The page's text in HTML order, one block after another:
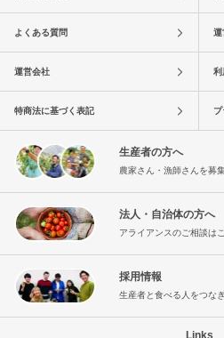
よくある質問 運
運営会社 利
特商法に基づく表記
生産者の方へ
農家さん・漁師さんを募
法人・自治体の方へ
アライアンスのご相談は
採用情報
生産者と食べる人をつな
Links